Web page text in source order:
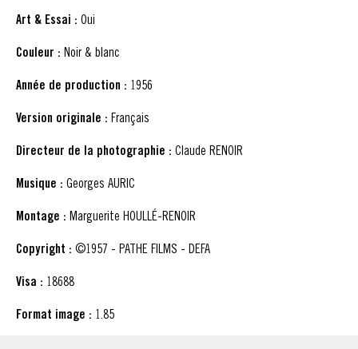
Art & Essai : Oui
Couleur : Noir & blanc
Année de production : 1956
Version originale : Français
Directeur de la photographie : Claude RENOIR
Musique : Georges AURIC
Montage : Marguerite HOULLÉ-RENOIR
Copyright : ©1957 - PATHE FILMS - DEFA
Visa : 18688
Format image : 1.85